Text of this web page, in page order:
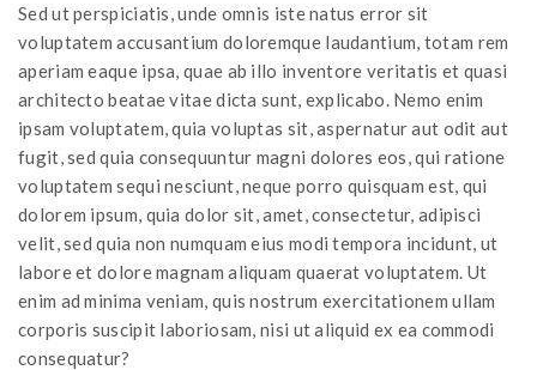
Sed ut perspiciatis, unde omnis iste natus error sit
voluptatem accusantium doloremque laudantium, totam rem
aperiam eaque ipsa, quae ab illo inventore veritatis et quasi
architecto beatae vitae dicta sunt, explicabo. Nemo enim
ipsam voluptatem, quia voluptas sit, aspernatur aut odit aut
fugit, sed quia consequuntur magni dolores eos, qui ratione
voluptatem sequi nesciunt, neque porro quisquam est, qui
dolorem ipsum, quia dolor sit, amet, consectetur, adipisci
velit, sed quia non numquam eius modi tempora incidunt, ut
labore et dolore magnam aliquam quaerat voluptatem. Ut
enim ad minima veniam, quis nostrum exercitationem ullam
corporis suscipit laboriosam, nisi ut aliquid ex ea commodi
consequatur?